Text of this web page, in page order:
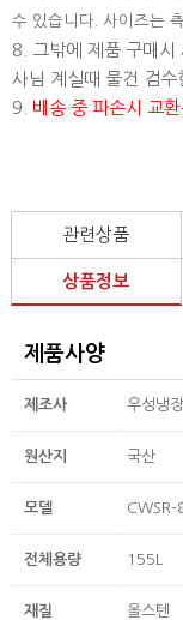
수 있습니다. 사이즈는
8. 그밖에 제품 구매시
사님 계실때 물건 검
9. 배송 중 파손시 교
관련상품
상품정보
제품사양
제조사 우성냉
원산지 국산
모델 CWSR-
전체용량 155L
재질 올스텐